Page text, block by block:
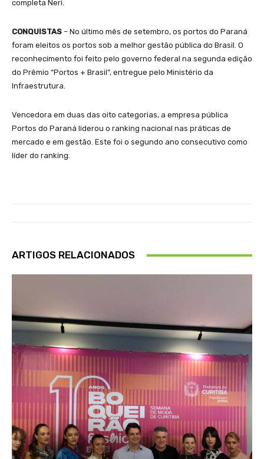
completa Neri.
CONQUISTAS – No último mês de setembro, os portos do Paraná
foram eleitos os portos sob a melhor gestão pública do Brasil. O
reconhecimento foi feito pelo governo federal na segunda edição
do Prêmio “Portos + Brasil”, entregue pelo Ministério da
Infraestrutura.
Vencedora em duas das oito categorias, a empresa pública
Portos do Paraná liderou o ranking nacional nas práticas de
mercado e em gestão. Este foi o segundo ano consecutivo como
líder do ranking.
ARTIGOS RELACIONADOS